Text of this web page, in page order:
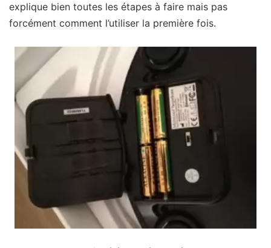
explique bien toutes les étapes à faire mais pas
forcément comment l’utiliser la première fois.